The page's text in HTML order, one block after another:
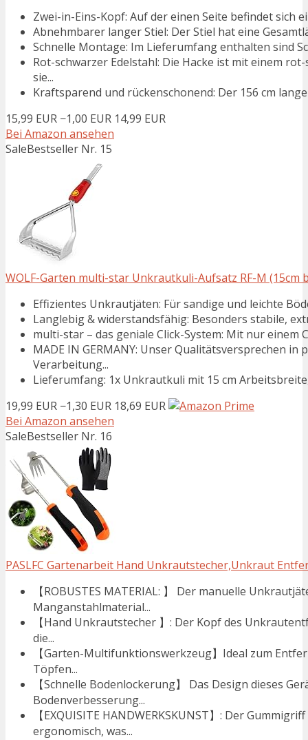
Zwei-in-Eins-Kopf: Auf der einen Seite befindet sich
Abnehmbarer langer Stiel: Der Stiel hat eine
Schnelle Montage: Im Lieferumfang enthalten sind
Rot-schwarzer Edelstahl: Die Hacke ist mit einem
sie...
Kraftsparend und rückenschonend: Der 156 cm
15,99 EUR −1,00 EUR 14,99 EUR
Bei Amazon ansehen
SaleBestseller Nr. 15
WOLF-Garten multi-star Unkrautkuli-Aufsatz RF-M
Effizientes Unkrautjäten: Für sandige und leichte
Langlebig & widerstandsfähig: Besonders stabile,
multi-star – das geniale Click-System: Mit nur einem
MADE IN GERMANY: Unser Qualitätsversprechen
Verarbeitung...
Lieferumfang: 1x Unkrautkuli mit 15 cm
19,99 EUR −1,30 EUR 18,69 EUR
Bei Amazon ansehen
SaleBestseller Nr. 16
PASLFC Gartenarbeit Hand Unkrautstecher,Unkraut
【ROBUSTES MATERIAL: 】 Der manuelle
Manganstahlmaterial...
【Hand Unkrautstecher 】: Der Kopf des
die...
【Garten-Multifunktionswerkzeug】Ideal zum
Töpfen...
【Schnelle Bodenlockerung】 Das Design dieses
Bodenverbesserung...
【EXQUISITE HANDWERKSKUNST】: Der
ergonomisch, was...